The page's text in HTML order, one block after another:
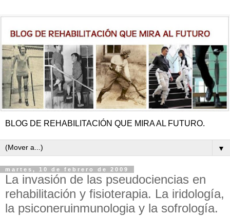
BLOG DE REHABILITACIÓN QUE MIRA AL FUTURO.
▼
martes, 10 de febrero de 2009
La invasión de las pseudociencias en
rehabilitación y fisioterapia. La iridología,
la psiconeruinmunologia y la sofrología.